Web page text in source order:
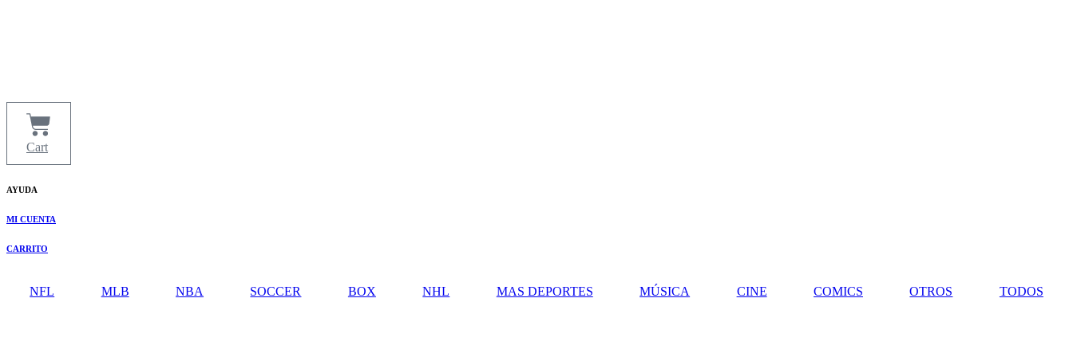
Cart
AYUDA
MI CUENTA
CARRITO
NFL MLB NBA SOCCER BOX NHL MAS DEPORTES MÚSICA CINE COMICS OTROS TODOS